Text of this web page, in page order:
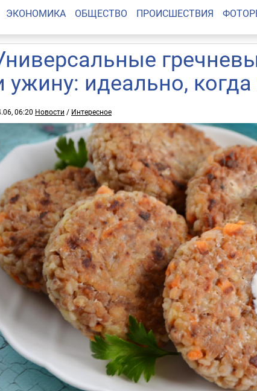
ЭКОНОМИКА ОБЩЕСТВО ПРОИСШЕСТВИЯ
ужину: идеально,
06:20 Новости / Интересное